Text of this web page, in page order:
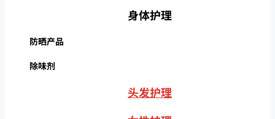
身体护理
防晒产品
除味剂
头发护理